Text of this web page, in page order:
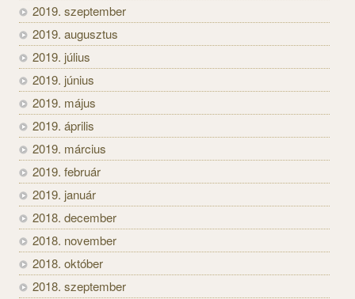
2019. szeptember
2019. augusztus
2019. július
2019. június
2019. május
2019. április
2019. március
2019. február
2019. január
2018. december
2018. november
2018. október
2018. szeptember